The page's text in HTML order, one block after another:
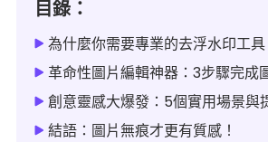
目錄：
為什麼你需要專業的去浮水印工具
革命性圖片編輯神器：3步驟完成
創意靈感大爆發：5個實用場景與
結語：圖片無痕才更有質感！